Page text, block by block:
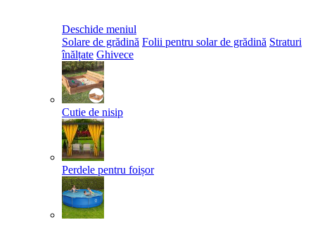
Deschide meniul
Solare de grădină Folii pentru solar de grădină Straturi
înălțate Ghivece
Cutie de nisip
Perdele pentru foișor